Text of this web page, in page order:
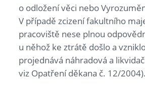
o odložení věci nebo
V případě zcizení fakultního
pracoviště nese plnou
u něhož ke ztrátě došlo a
projednává náhradová a
viz Opatření děkana č. 12/2004).